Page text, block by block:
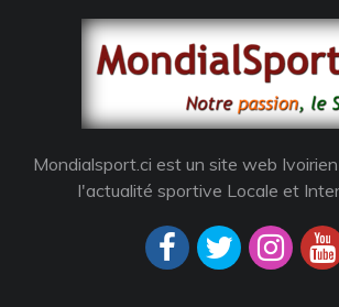
Mondialsport.ci est un site web
l'actualité sportive Locale et